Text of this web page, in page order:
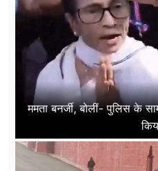
ममता बनर्जी, बोलीं- पुलिस के